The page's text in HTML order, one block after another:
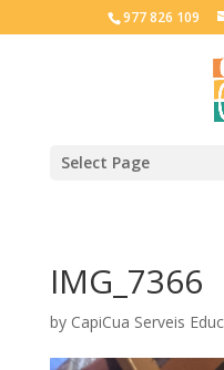
977 826 109
Select Page
IMG_7366
by CapiCua Serveis